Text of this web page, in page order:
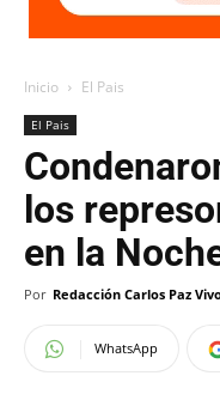
Inicio El Pais
El Pais
los
en la
Por Redacción Carlos Paz
WhatsApp